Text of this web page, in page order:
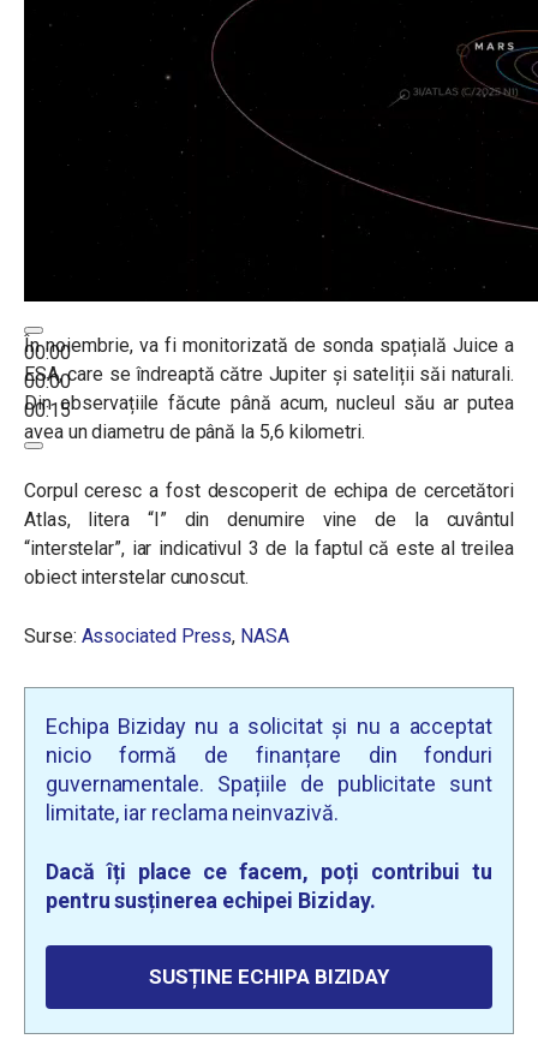
00:00
00:00
00:15
În noiembrie, va fi monitorizată de sonda spațială Juice a
ESA, care se îndreaptă către Jupiter și sateliții săi naturali.
Din observațiile făcute până acum, nucleul său ar putea
avea un diametru de până la 5,6 kilometri.
Corpul ceresc a fost descoperit de echipa de cercetători
Atlas, litera “I” din denumire vine de la cuvântul
“interstelar”, iar indicativul 3 de la faptul că este al treilea
obiect interstelar cunoscut.
Surse: Associated Press, NASA
Echipa Biziday nu a solicitat și nu a acceptat
nicio formă de finanțare din fonduri
guvernamentale. Spațiile de publicitate sunt
limitate, iar reclama neinvazivă.
Dacă îți place ce facem, poți contribui tu
pentru susținerea echipei Biziday.
SUSȚINE ECHIPA BIZIDAY